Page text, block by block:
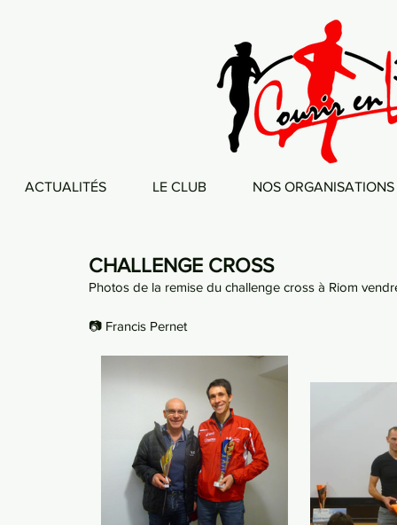
ACTUALITÉS LE CLUB NOS ORGANISATIONS
CHALLENGE CROSS
Photos de la remise du challenge cross à Riom
📷 Francis Pernet